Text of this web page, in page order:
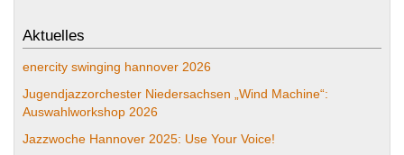
Aktuelles
enercity swinging hannover 2026
Jugendjazzorchester Niedersachsen „Wind Machine“:
Auswahlworkshop 2026
Jazzwoche Hannover 2025: Use Your Voice!